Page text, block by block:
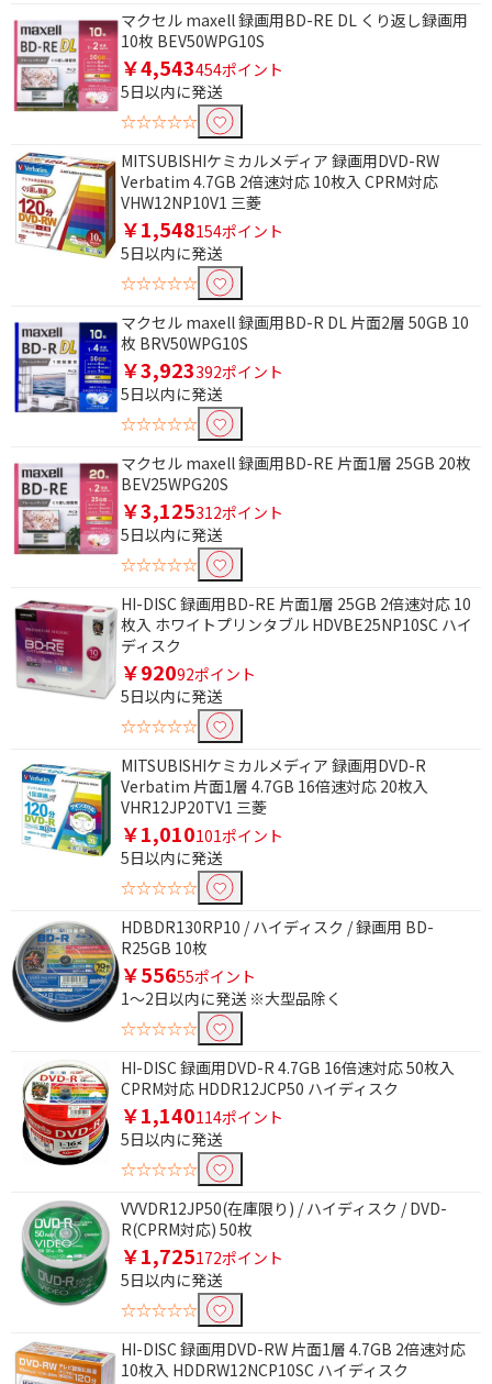
マクセル maxell 録画用BD-RE DL くり返し録画用
10枚 BEV50WPG10S
￥4,543454ポイント
5日以内に発送
☆☆☆☆☆
MITSUBISHIケミカルメディア 録画用DVD-RW
Verbatim 4.7GB 2倍速対応 10枚入 CPRM対応
VHW12NP10V1 三菱
￥1,548154ポイント
5日以内に発送
☆☆☆☆☆
マクセル maxell 録画用BD-R DL 片面2層 50GB 10
枚 BRV50WPG10S
￥3,923392ポイント
5日以内に発送
☆☆☆☆☆
マクセル maxell 録画用BD-RE 片面1層 25GB 20枚
BEV25WPG20S
￥3,125312ポイント
5日以内に発送
☆☆☆☆☆
HI-DISC 録画用BD-RE 片面1層 25GB 2倍速対応 10
枚入 ホワイトプリンタブル HDVBE25NP10SC ハイ
ディスク
￥92092ポイント
5日以内に発送
☆☆☆☆☆
MITSUBISHIケミカルメディア 録画用DVD-R
Verbatim 片面1層 4.7GB 16倍速対応 20枚入
VHR12JP20TV1 三菱
￥1,010101ポイント
5日以内に発送
☆☆☆☆☆
HDBDR130RP10 / ハイディスク / 録画用 BD-
R25GB 10枚
￥55655ポイント
1～2日以内に発送 ※大型品除く
☆☆☆☆☆
HI-DISC 録画用DVD-R 4.7GB 16倍速対応 50枚入
CPRM対応 HDDR12JCP50 ハイディスク
￥1,140114ポイント
5日以内に発送
☆☆☆☆☆
VVVDR12JP50(在庫限り) / ハイディスク / DVD-
R(CPRM対応) 50枚
￥1,725172ポイント
5日以内に発送
☆☆☆☆☆
HI-DISC 録画用DVD-RW 片面1層 4.7GB 2倍速対応
10枚入 HDDRW12NCP10SC ハイディスク
除外する
除外する にチェックを入れると、指定したワード
を除外して検索します。
価格で絞り込む
円~
円
種類で絞り込む
入数で絞り込む
2枚～5枚
11枚～20枚
記録容量で絞り込む
25GB
100GB
対応倍速で絞り込む
1～4倍速
1～6倍速
ケースタイプで絞り込む
5mmケース スピンドル
レーベル対応で絞り込む
インクジェットプリン